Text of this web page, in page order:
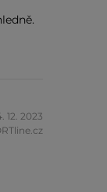
12. 2023